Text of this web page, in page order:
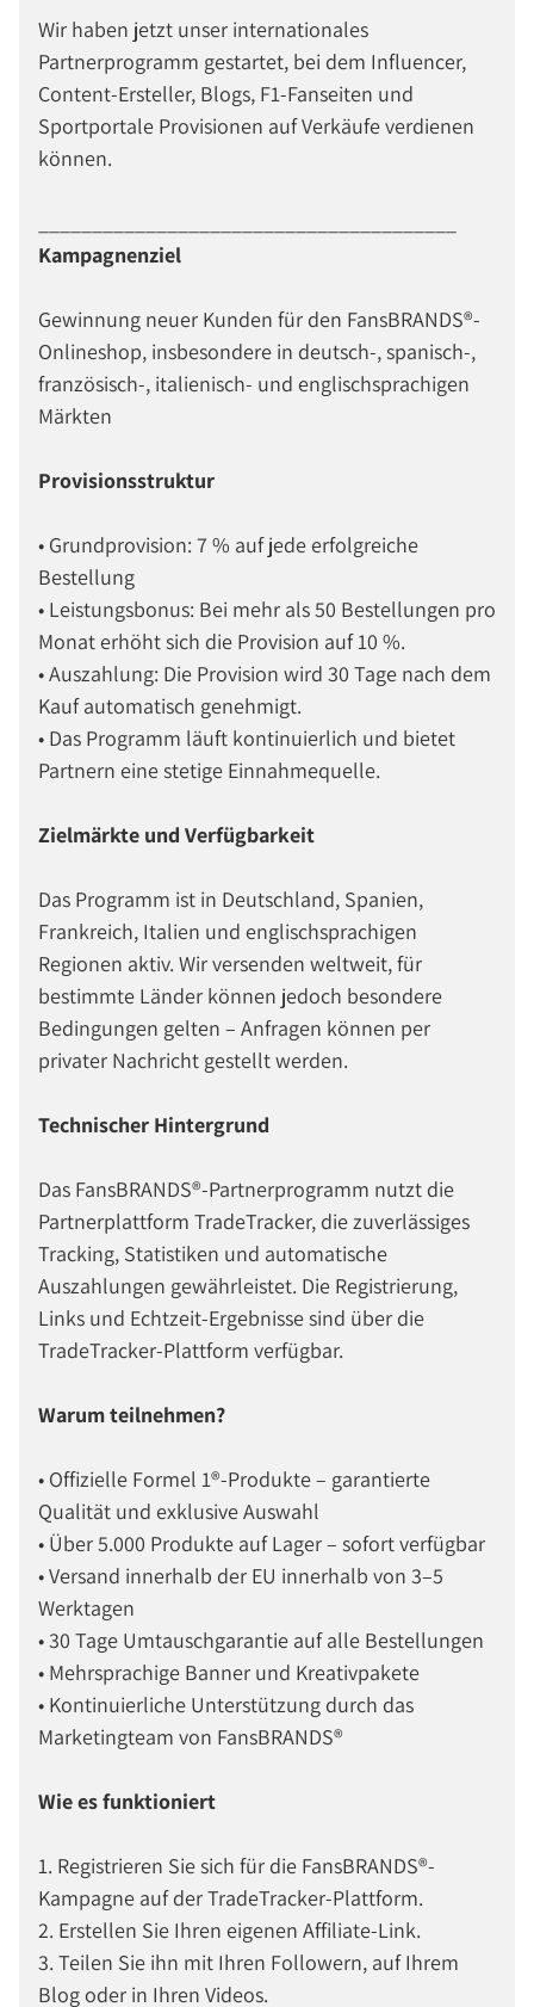
Wir haben jetzt unser internationales
Partnerprogramm gestartet, bei dem Influencer,
Content-Ersteller, Blogs, F1-Fanseiten und
Sportportale Provisionen auf Verkäufe verdienen
können.
Kampagnenziel
Gewinnung neuer Kunden für den FansBRANDS®-
Onlineshop, insbesondere in deutsch-, spanisch-,
französisch-, italienisch- und englischsprachigen
Märkten
Provisionsstruktur
• Grundprovision: 7 % auf jede erfolgreiche
Bestellung
• Leistungsbonus: Bei mehr als 50 Bestellungen pro
Monat erhöht sich die Provision auf 10 %.
• Auszahlung: Die Provision wird 30 Tage nach dem
Kauf automatisch genehmigt.
• Das Programm läuft kontinuierlich und bietet
Partnern eine stetige Einnahmequelle.
Zielmärkte und Verfügbarkeit
Das Programm ist in Deutschland, Spanien,
Frankreich, Italien und englischsprachigen
Regionen aktiv. Wir versenden weltweit, für
bestimmte Länder können jedoch besondere
Bedingungen gelten – Anfragen können per
privater Nachricht gestellt werden.
Technischer Hintergrund
Das FansBRANDS®-Partnerprogramm nutzt die
Partnerplattform TradeTracker, die zuverlässiges
Tracking, Statistiken und automatische
Auszahlungen gewährleistet. Die Registrierung,
Links und Echtzeit-Ergebnisse sind über die
TradeTracker-Plattform verfügbar.
Warum teilnehmen?
• Offizielle Formel 1®-Produkte – garantierte
Qualität und exklusive Auswahl
• Über 5.000 Produkte auf Lager – sofort verfügbar
• Versand innerhalb der EU innerhalb von 3–5
Werktagen
• 30 Tage Umtauschgarantie auf alle Bestellungen
• Mehrsprachige Banner und Kreativpakete
• Kontinuierliche Unterstützung durch das
Marketingteam von FansBRANDS®
Wie es funktioniert
1. Registrieren Sie sich für die FansBRANDS®-
Kampagne auf der TradeTracker-Plattform.
2. Erstellen Sie Ihren eigenen Affiliate-Link.
3. Teilen Sie ihn mit Ihren Followern, auf Ihrem
Blog oder in Ihren Videos.